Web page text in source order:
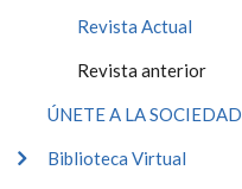
Revista Actual
Revista anterior
ÚNETE A LA SOCIEDAD
Biblioteca Virtual